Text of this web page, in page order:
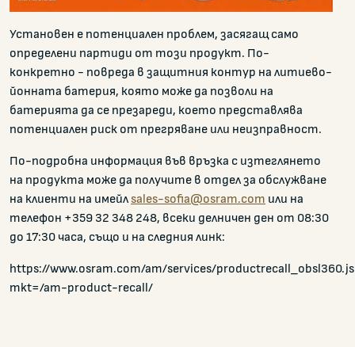
Установен е потенциален проблем, засягащ само
определени партиди от този продукт. По-
конкретно - повреда в защитния контур на литиево-
йонната батерия, която може да позволи на
батерията да се презареди, което представлява
потенциален риск от прегряване или неизправност.
По-подробна информация във връзка с изтеглянето
на продукта може да получите в отдел за обслужване
на клиенти на имейл sales-sofia@osram.com или на
телефон +359 32 348 248, всеки делничен ден от 08:30
до 17:30 часа, също и на следния линк:
https://www.osram.com/am/services/
mkt=/am-product-recall/